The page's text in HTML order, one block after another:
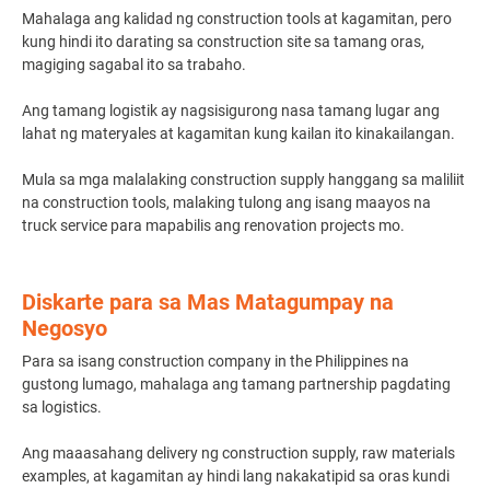
Mahalaga ang kalidad ng construction tools at kagamitan, pero
kung hindi ito darating sa construction site sa tamang oras,
magiging sagabal ito sa trabaho.
Ang tamang logistik ay nagsisigurong nasa tamang lugar ang
lahat ng materyales at kagamitan kung kailan ito kinakailangan.
Mula sa mga malalaking construction supply hanggang sa maliliit
na construction tools, malaking tulong ang isang maayos na
truck service para mapabilis ang renovation projects mo.
Diskarte para sa Mas Matagumpay na
Negosyo
Para sa isang construction company in the Philippines na
gustong lumago, mahalaga ang tamang partnership pagdating
sa logistics.
Ang maaasahang delivery ng construction supply, raw materials
examples, at kagamitan ay hindi lang nakakatipid sa oras kundi